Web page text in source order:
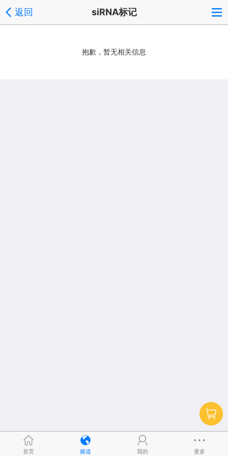
返回 siRNA标记
抱歉，暂无相关信息
首页 频道 我的 更多